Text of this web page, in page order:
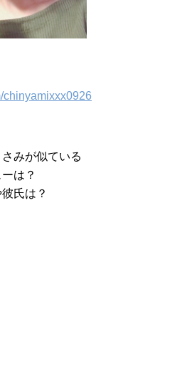
chinyamixxx0926
みが似ている
は？
氏は？